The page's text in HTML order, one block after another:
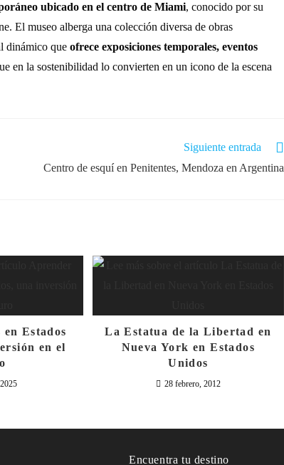
ubicado en el centro de Miami, conocido por su
El museo alberga una colección diversa de obras
dinámico que ofrece exposiciones temporales, eventos
en la sostenibilidad lo convierten en un icono de la escena
Siguiente entrada
Centro de esquí en Penitentes, Mendoza en Argentina
Estados
en el
La Estatua de la Libertad en
Nueva York en Estados
Unidos
28 febrero, 2012
Encuentra tu destino